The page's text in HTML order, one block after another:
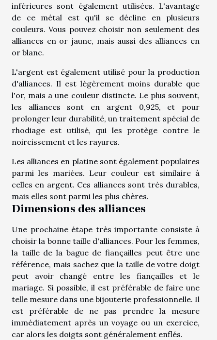
inférieures sont également utilisées. L'avantage
de ce métal est qu'il se décline en plusieurs
couleurs. Vous pouvez choisir non seulement des
alliances en or jaune, mais aussi des alliances en
or blanc.
L'argent est également utilisé pour la production
d'alliances. Il est légèrement moins durable que
l'or, mais a une couleur distincte. Le plus souvent,
les alliances sont en argent 0,925, et pour
prolonger leur durabilité, un traitement spécial de
rhodiage est utilisé, qui les protège contre le
noircissement et les rayures.
Les alliances en platine sont également populaires
parmi les mariées. Leur couleur est similaire à
celles en argent. Ces alliances sont très durables,
mais elles sont parmi les plus chères.
Dimensions des alliances
Une prochaine étape très importante consiste à
choisir la bonne taille d'alliances. Pour les femmes,
la taille de la bague de fiançailles peut être une
référence, mais sachez que la taille de votre doigt
peut avoir changé entre les fiançailles et le
mariage. Si possible, il est préférable de faire une
telle mesure dans une bijouterie professionnelle. Il
est préférable de ne pas prendre la mesure
immédiatement après un voyage ou un exercice,
car alors les doigts sont généralement enflés.